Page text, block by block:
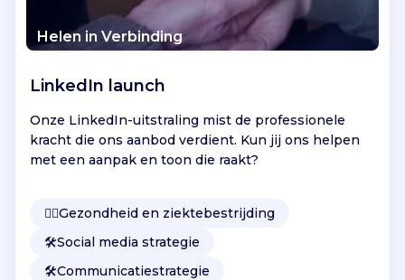
Helen in Verbinding
LinkedIn launch
Onze LinkedIn-uitstraling mist de professionele
kracht die ons aanbod verdient. Kun jij ons helpen
met een aanpak en toon die raakt?
👩‍⚕️Gezondheid en ziektebestrijding
🛠️Social media strategie
🛠️Communicatiestrategie